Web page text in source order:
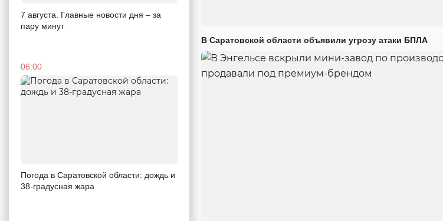
7 августа. Главные новости дня – за
пару минут
06:00
Погода в Саратовской области: дождь и
38-градусная жара
В Саратовской области объявили угрозу атаки БПЛА